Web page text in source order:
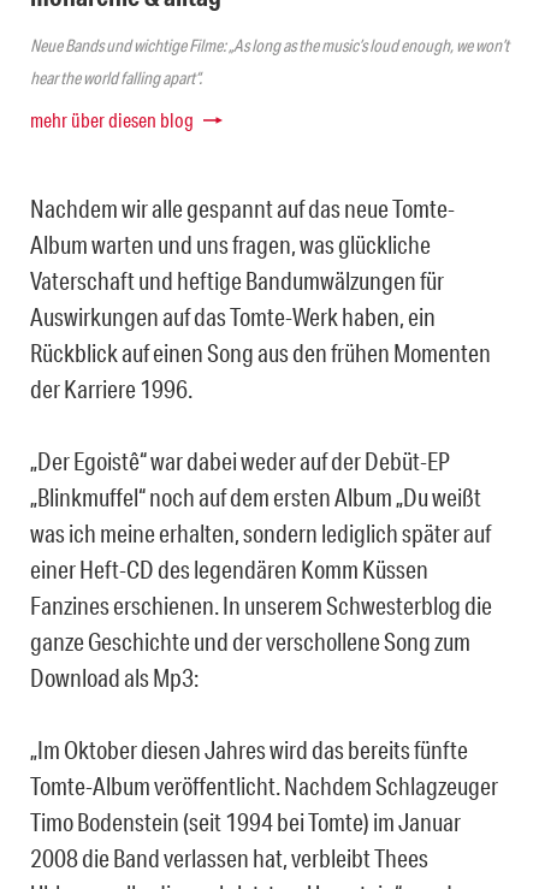
Neue Bands und wichtige Filme: „As long as the music’s loud enough, we won’t
hear the world falling apart“.
mehr über diesen blog
Nachdem wir alle gespannt auf das neue Tomte-
Album warten und uns fragen, was glückliche
Vaterschaft und heftige Bandumwälzungen für
Auswirkungen auf das Tomte-Werk haben, ein
Rückblick auf einen Song aus den frühen Momenten
der Karriere 1996.
„Der Egoistê“ war dabei weder auf der Debüt-EP
„Blinkmuffel“ noch auf dem ersten Album „Du weißt
was ich meine erhalten, sondern lediglich später auf
einer Heft-CD des legendären Komm Küssen
Fanzines erschienen. In unserem Schwesterblog die
ganze Geschichte und der verschollene Song zum
Download als Mp3:
„Im Oktober diesen Jahres wird das bereits fünfte
Tomte-Album veröffentlicht. Nachdem Schlagzeuger
Timo Bodenstein (seit 1994 bei Tomte) im Januar
2008 die Band verlassen hat, verbleibt Thees